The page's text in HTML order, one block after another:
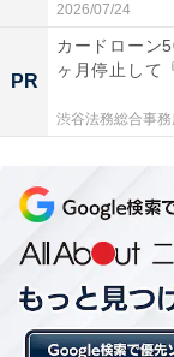
次ページ
2026/07/24
PR
カードローン
ヶ月停止して
渋谷法務総合事